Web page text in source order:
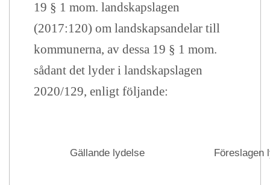
19 § 1 mom. landskapslagen
(2017:120) om landskapsandelar till
kommunerna, av dessa 19 § 1 mom.
sådant det lyder i landskapslagen
2020/129, enligt följande:
Gällande lydelse Föreslagen